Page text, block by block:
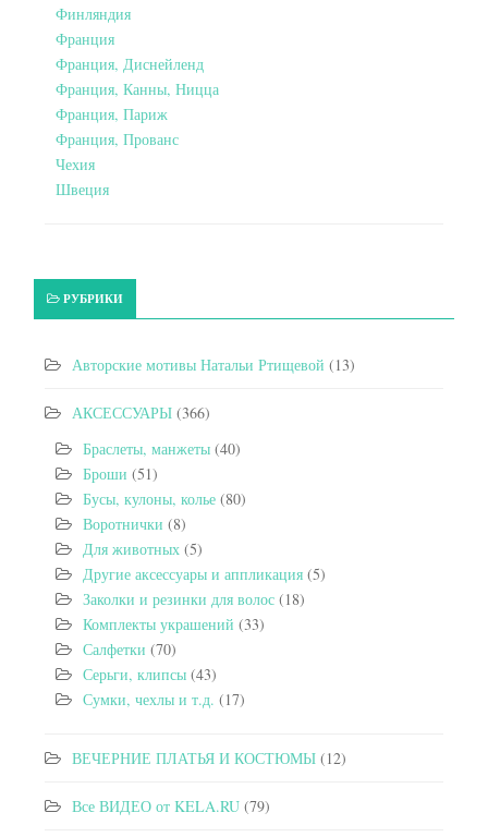
Финляндия
Франция
Франция, Диснейленд
Франция, Канны, Ницца
Франция, Париж
Франция, Прованс
Чехия
Швеция
РУБРИКИ
Авторские мотивы Натальи Ртищевой (13)
АКСЕССУАРЫ (366)
Браслеты, манжеты (40)
Броши (51)
Бусы, кулоны, колье (80)
Воротнички (8)
Для животных (5)
Другие аксессуары и аппликация (5)
Заколки и резинки для волос (18)
Комплекты украшений (33)
Салфетки (70)
Серьги, клипсы (43)
Сумки, чехлы и т.д. (17)
ВЕЧЕРНИЕ ПЛАТЬЯ И КОСТЮМЫ (12)
Все ВИДЕО от KELA.RU (79)